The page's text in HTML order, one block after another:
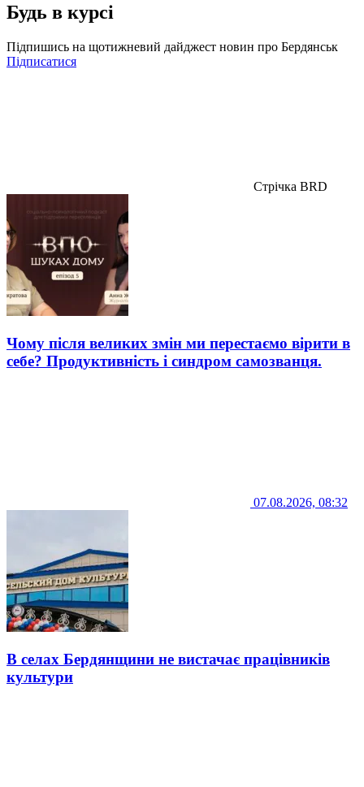
Будь в курсі
Підпишись на щотижневий дайджест новин про Бердянськ
Підписатися
Стрічка BRD
Чому після великих змін ми перестаємо вірити в
себе? Продуктивність і синдром самозванця.
07.08.2026, 08:32
В селах Бердянщини не вистачає працівників
культури